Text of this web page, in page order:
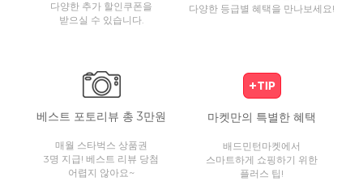
다양한 추가 할인쿠폰을
받으실 수 있습니다.
다양한 등급별 혜택을 만나보세요!
베스트 포토리뷰 총 3만원
매월 스타벅스 상품권
3명 지급! 베스트 리뷰 당첨
어렵지 않아요~
마켓만의 특별한 혜택
배드민턴마켓에서
스마트하게 쇼핑하기 위한
플러스 팁!